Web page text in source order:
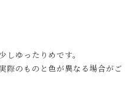
しゆったりめです。
際のものと色が異なる場合がご